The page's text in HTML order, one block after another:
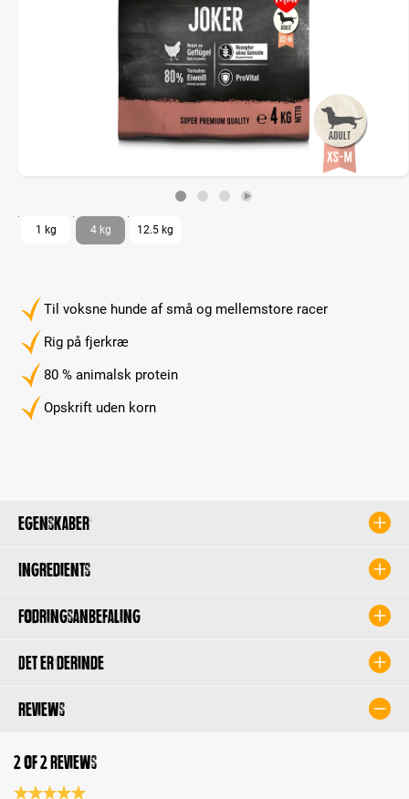
Til voksne hunde af små og mellemstore racer
Rig på fjerkræ
80 % animalsk protein
Opskrift uden korn
1 kg 4 kg 12.5 kg
Egenskaber
Ingredients
Fodringsanbefaling
Det er derinde
Reviews
2 of 2 reviews